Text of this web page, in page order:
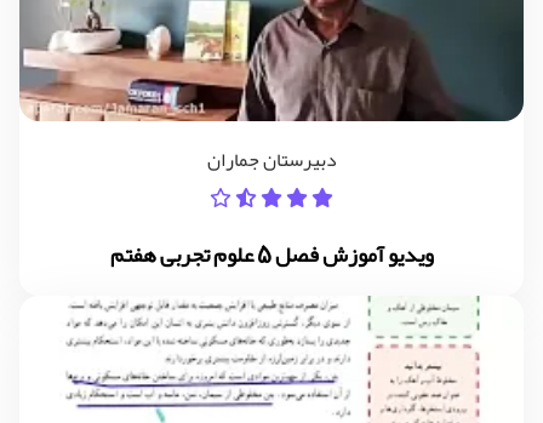
دبیرستان جماران
ویدیو آموزش فصل 5 علوم تجربی هفتم